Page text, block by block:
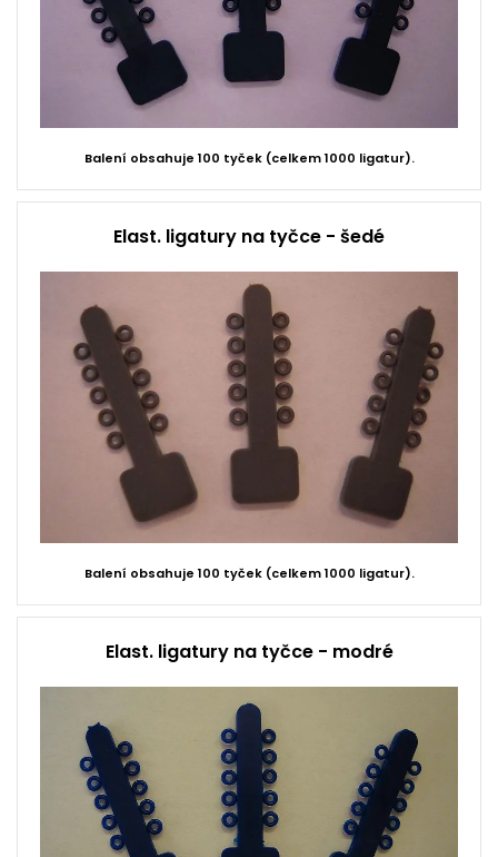
Balení obsahuje 100 tyček (celkem 1000 ligatur).
Elast. ligatury na tyčce - šedé
Balení obsahuje 100 tyček (celkem 1000 ligatur).
Elast. ligatury na tyčce - modré